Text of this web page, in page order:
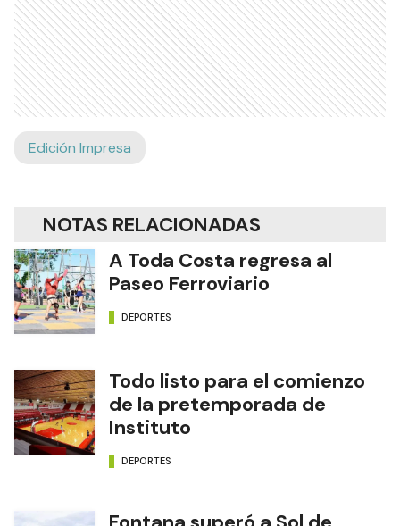
Edición Impresa
NOTAS RELACIONADAS
A Toda Costa regresa al
Paseo Ferroviario
DEPORTES
Todo listo para el comienzo
de la pretemporada de
Instituto
DEPORTES